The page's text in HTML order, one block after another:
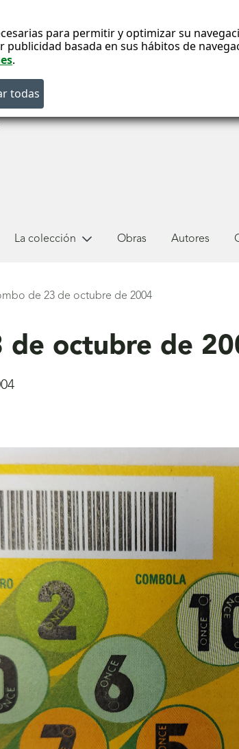
para permitir y optimizar su
basada en sus hábitos de
.
La colección Obras Autores
de 23 de octubre de 2004
de octubre de